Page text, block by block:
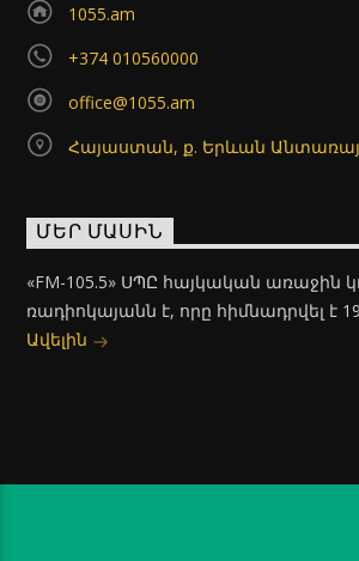
1055.am
+374 010560000
office@1055.am
Հայաստան, ք. Երևան
ՄԵՐ ՄԱՍԻՆ
«FM-105.5» ՍՊԸ հայկական առաջին
ռադիոկայանն է, որը հիմնադրվել է
Ավելին